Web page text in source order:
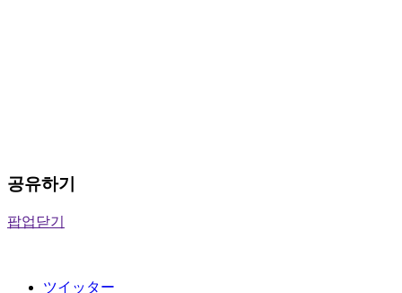
공유하기
팝업닫기
ツイッター